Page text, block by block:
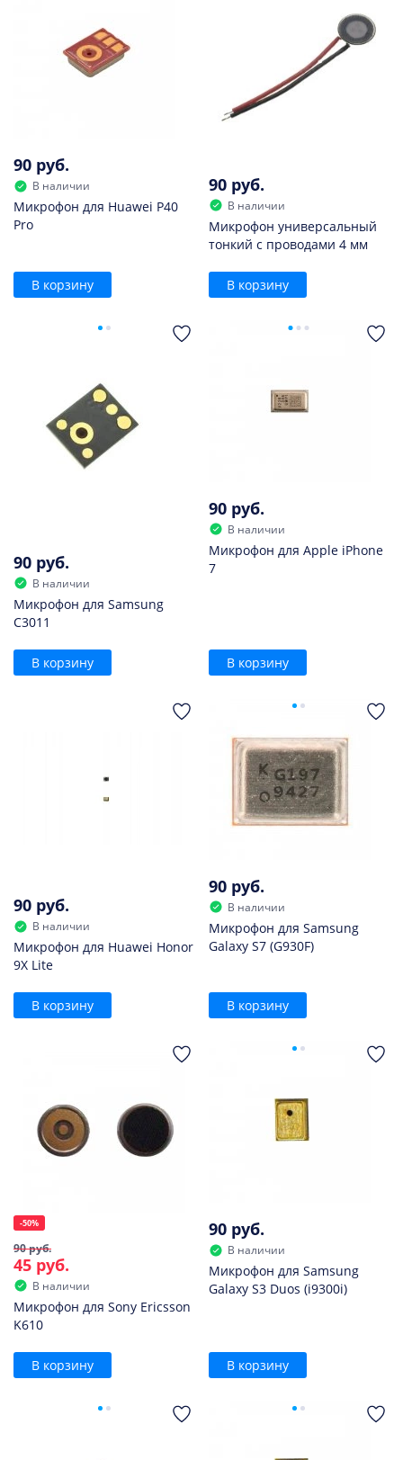
90 руб.
В наличии
Микрофон для Huawei P40
Pro
В корзину
90 руб.
В наличии
Микрофон универсальный
тонкий с проводами 4 мм
В корзину
90 руб.
В наличии
Микрофон для Samsung
C3011
В корзину
90 руб.
В наличии
Микрофон для Apple iPhone
7
В корзину
90 руб.
В наличии
Микрофон для Huawei Honor
9X Lite
В корзину
90 руб.
В наличии
Микрофон для Samsung
Galaxy S7 (G930F)
В корзину
-50%
90 руб.
45 руб.
В наличии
Микрофон для Sony Ericsson
K610
В корзину
90 руб.
В наличии
Микрофон для Samsung
Galaxy S3 Duos (i9300i)
В корзину